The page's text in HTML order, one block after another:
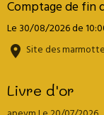
Comptage de fin
Le 30/08/2026de
Site des
Livre d'or